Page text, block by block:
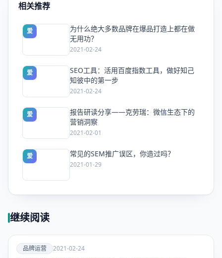
相关推荐
爱
为什么绝大多数品牌在爆品打造上都在做
无用功？
2021-02-24
爱
SEO工具：活用百度指数工具，做好知己
知彼中的第一步
2021-02-24
爱
报告研读分享——克劳瑞：微信生态下的
营销洞察
2021-02-01
爱 常见的SEM推广误区，你造过吗？
2021-01-29
继续阅读
爱
品牌运营 2021-02-24